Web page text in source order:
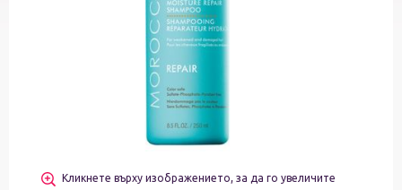
Кликнете върху изображението, за да го увеличите